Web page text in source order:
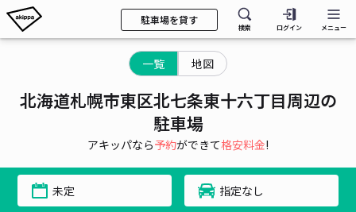
駐車場を貸す
検索 ログイン メニュー
一覧 地図
北海道札幌市東区北七条東十六丁目周辺の
駐車場
アキッパなら予約ができて格安料金!
未定 指定なし